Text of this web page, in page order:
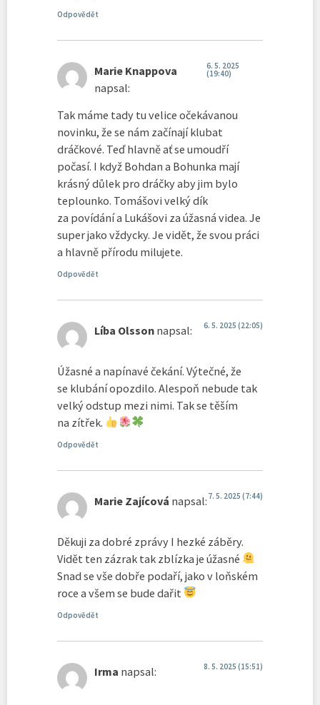
Odpovědět
Marie Knappova
napsal:
6. 5. 2025
(19:40)
Tak máme tady tu velice očekávanou
novinku, že se nám začínají klubat
dráčkové. Teď hlavně ať se umoudří
počasí. I když Bohdan a Bohunka mají
krásný důlek pro dráčky aby jim bylo
teplounko. Tomášovi velký dík
za povídání a Lukášovi za úžasná videa. Je
super jako vždycky. Je vidět, že svou práci
a hlavně přírodu milujete.
Odpovědět
Líba Olsson napsal: 6. 5. 2025 (22:05)
Úžasné a napínavé čekání. Výtečné, že
se klubání opozdilo. Alespoň nebude tak
velký odstup mezi nimi. Tak se těším
na zítřek.
Odpovědět
Marie Zajícová napsal: 7. 5. 2025 (7:44)
Děkuji za dobré zprávy I hezké záběry.
Vidět ten zázrak tak zblízka je úžasné
Snad se vše dobře podaří, jako v loňském
roce a všem se bude dařit
Odpovědět
Irma napsal: 8. 5. 2025 (15:51)